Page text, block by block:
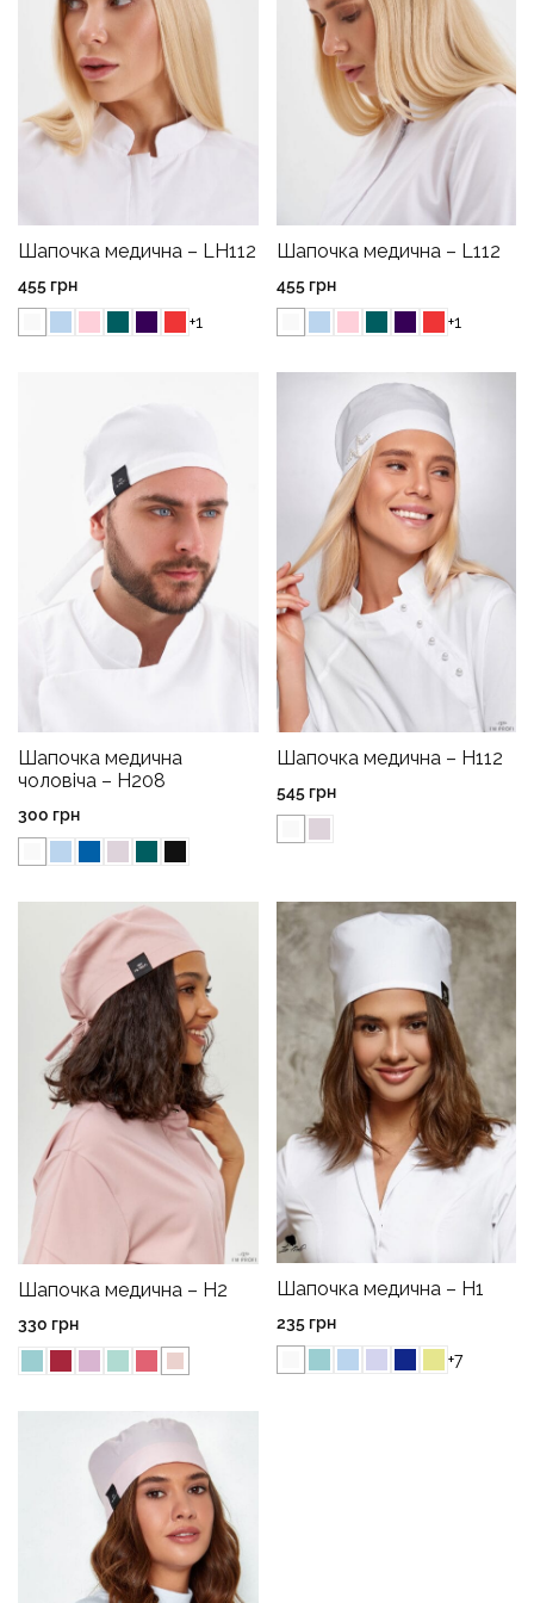
Шапочка медична – LH112
455 грн
+1
Шапочка медична – L112
455 грн
+1
Шапочка медична
чоловіча – H208
300 грн
Шапочка медична – H112
545 грн
Шапочка медична – H2
330 грн
Шапочка медична – H1
235 грн
+7